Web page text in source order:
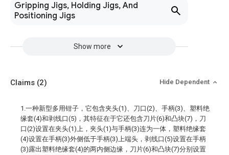
Gripping Jigs, Holding Jigs, And
Positioning Jigs
Show more
Claims (2) Hide Dependent
1.一种新型多用钳子，它包含夹头(1)、刀口(2)、手柄(3)、塑料绝
缘套(4)和剥线口(5)，其特征在于它还包含刀片(6)和凸块(7)，刀
口(2)设置在夹头(1)上，夹头(1)与手柄(3)连为一体，塑料绝缘套
(4)设置在手柄(3)外侧低于手柄(3)上端头，剥线口(5)设置在手柄
(3)露出塑料绝缘套(4)的两内侧边缘，刀片(6)和凸块(7)分别设置